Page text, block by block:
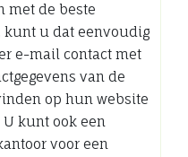
met de beste
kunt u dat eenvoudig
e-mail contact met
van de
op hun website
kunt ook een
voor een